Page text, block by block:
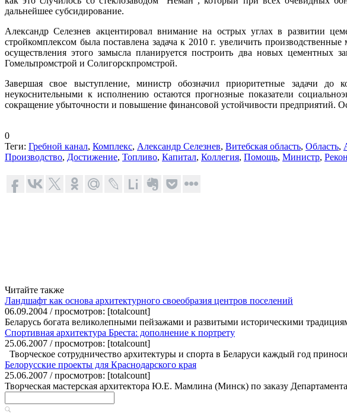
дальнейшее субсидирование.
Александр Селезнев акцентировал внимание на острых углах в развитии
стройкомплексом была поставлена задача к 2010 г. увеличить
осуществления этого замысла планируется построить два новых цементных
Гомельпромстрой и Солигорскпромстрой.
Завершая свое выступление, министр обозначил приоритетные задачи
неукоснительными к исполнению остаются прогнозные показатели
сокращение убыточности и повышение финансовой устойчивости предприятий.
0
Теги: Гребной канал, Комплекс, Александр Селезнев, Витебская область, Область,
Производство, Достижение, Топливо, Капитал, Коллегия, Помощь, Министр,
Читайте также
Ландшафт как основа архитектурного своеобразия центров поселений
06.09.2004 / просмотров: [totalcount]
Беларусь богата великолепными пейзажами и развитыми историческими
Спортивная архитектура Бреста: дополнение к портрету
25.06.2007 / просмотров: [totalcount]
Творческое сотрудничество архитектуры и спорта в Беларуси каждый год
Белорусские проекты для Краснодарского края
25.06.2007 / просмотров: [totalcount]
Творческая мастерская архитектора Ю.Е. Мамлина (Минск) по заказу